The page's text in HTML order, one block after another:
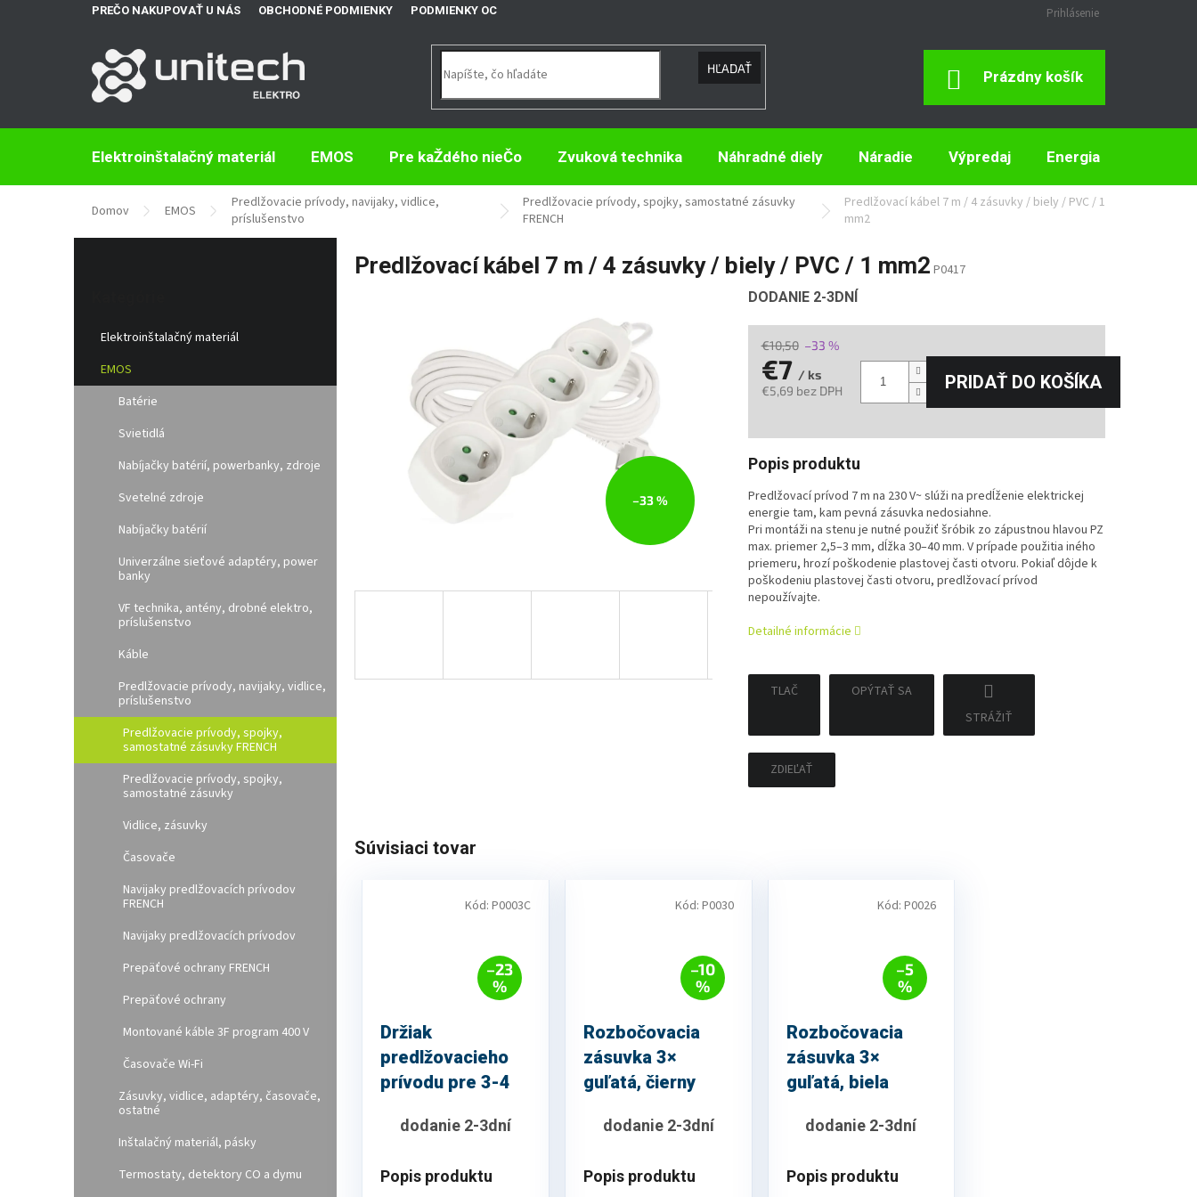
PREČO NAKUPOVAŤ U NÁS OBCHODNÉ PODMIENKY PODMIENKY OCHRANY OSOBNÝCH ÚDAJOV Prihlásenie
HĽADAŤ
Nákupný
Prázdny košík
Elektroinštalačný materiál EMOS Pre kaŽdého nieČo Zvuková technika Náhradné diely Náradie Výpredaj Energia
Domov EMOS
Predlžovacie prívody, navijaky, vidlice,
príslušenstvo
Predlžovacie prívody, spojky, samostatné zásuvky
FRENCH
Predlžovací kábel 7 m / 4 zásuvky / biely / PVC / 1
mm2
n
Elektroinštalačný materiál
EMOS
Batérie
Svietidlá
Nabíjačky batérií, powerbanky, zdroje
Svetelné zdroje
Nabíjačky batérií
Univerzálne sieťové adaptéry, power
banky
VF technika, antény, drobné elektro,
príslušenstvo
Káble
Predlžovacie prívody, navijaky, vidlice,
príslušenstvo
Predlžovacie prívody, spojky,
samostatné zásuvky FRENCH
Predlžovacie prívody, spojky,
samostatné zásuvky
Vidlice, zásuvky
Časovače
Navijaky predlžovacích prívodov
FRENCH
Navijaky predlžovacích prívodov
Prepäťové ochrany FRENCH
Prepäťové ochrany
Montované káble 3F program 400 V
Časovače Wi-Fi
Zásuvky, vidlice, adaptéry, časovače,
ostatné
Inštalačný materiál, pásky
Termostaty, detektory CO a dymu
Predlžovací kábel 7 m / 4 zásuvky / biely / PVC / 1 mm2 P0417
–33 %
DODANIE 2-3DNÍ
€10,50 –33 %
€7 / ks
€5,69 bez DPH
PRIDAŤ DO KOŠÍKA
Popis produktu
Predlžovací prívod 7 m na 230 V~ slúži na predĺženie elektrickej
energie tam, kam pevná zásuvka nedosiahne.
Pri montáži na stenu je nutné použiť šróbik zo zápustnou hlavou PZ
max. priemer 2,5–3 mm, dĺžka 30–40 mm. V prípade použitia iného
priemeru, hrozí poškodenie plastovej časti otvoru. Pokiaľ dôjde k
poškodeniu plastovej časti otvoru, predlžovací prívod
nepoužívajte.
Detailné informácie
TLAČ
OPÝTAŤ SA
STRÁŽIŤ
ZDIEĽAŤ
Súvisiaci tovar
–23
%
Držiak
predlžovacieho
prívodu pre 3-4
dodanie 2-3dní
Popis produktu
Kód:P0003C
–10
%
Rozbočovacia
zásuvka 3×
guľatá, čierny
dodanie 2-3dní
Popis produktu
Kód: P0030
–5
%
Rozbočovacia
zásuvka 3×
guľatá, biela
dodanie 2-3dní
Popis produktu
Kód:P0026